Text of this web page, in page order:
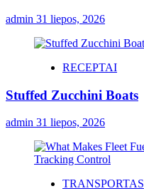
admin 31 liepos, 2026
RECEPTAI
Stuffed Zucchini Boats
admin 31 liepos, 2026
TRANSPORTAS